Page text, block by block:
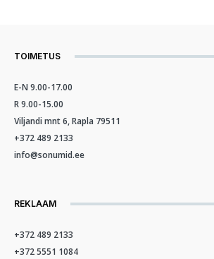
TOIMETUS
E-N 9.00-17.00
R 9.00-15.00
Viljandi mnt 6, Rapla 79511
+372 489 2133
info@sonumid.ee
REKLAAM
+372 489 2133
+372 5551 1084